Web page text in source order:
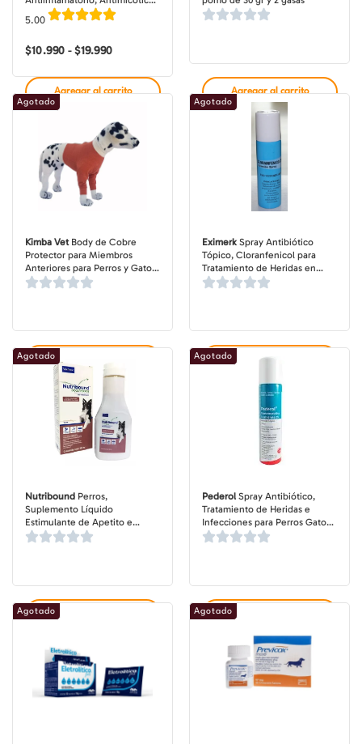
y Cicatrizante para Perros y
Gatos, tubo o pote de 15-50 gr
5.00
$10.990 - $19.990Rango
precios:
desde
$19.990
Agregar al carrito Agregar al carrito
Kimba VetBody de Cobre
Protector para Miembros
Anteriores para Perros y Gatos,
Tecnología Antibacteriana
Agotado
Agregar al carrito
Eximerk Spray Antibiótico
Tópico, Cloranfenicol para
Tratamiento de Heridas en
Perros y Gatos, botella de 30
Agotado
Agregar al carrito
Nutribound Perros,
Suplemento Líquido
Estimulante de Apetito e
Ingesta de Agua para Perros
Agotado
Agregar al carrito
Pederol Spray Antibiótico,
Tratamiento de Heridas e
Infecciones para Perros Gatos
y más, botella de 75-250 ml
Agotado
Agregar al carrito
Agotado Agotado